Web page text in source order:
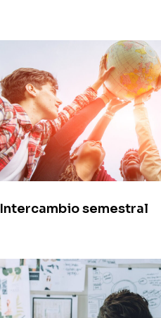
Intercambio semestral